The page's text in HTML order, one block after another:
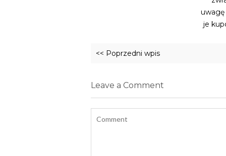
je
<< Poprzedni wpis
Leave a Comment